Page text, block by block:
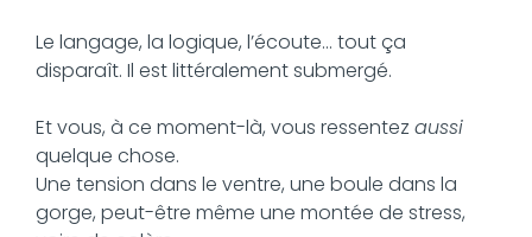
Le langage, la logique, l’écoute… tout ça
disparaît. Il est littéralement submergé.
Et vous, à ce moment-là, vous ressentez aussi
quelque chose.
Une tension dans le ventre, une boule dans la
gorge, peut-être même une montée de stress,